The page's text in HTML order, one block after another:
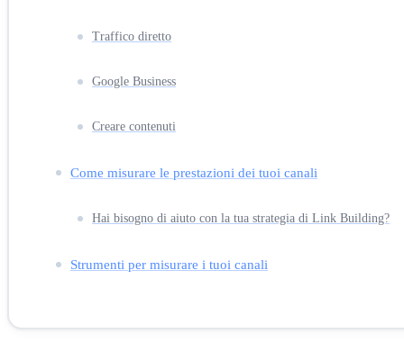
Traffico diretto
Google Business
Creare contenuti
Come misurare le prestazioni dei tuoi canali
Hai bisogno di aiuto con la tua strategia di Link Building?
Strumenti per misurare i tuoi canali